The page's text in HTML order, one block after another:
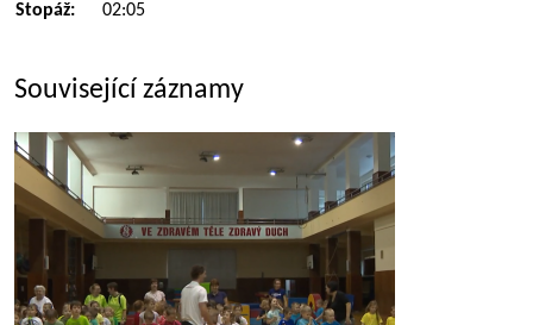
Stopáž:
02:05
Související záznamy